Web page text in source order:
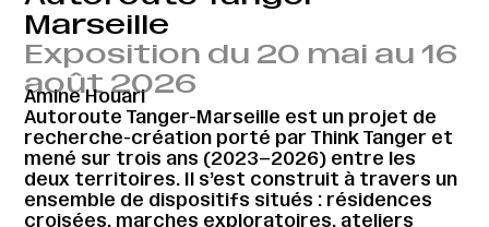
Marseille
Exposition du 20 mai au 16
août 2026
Amine Houari
Autoroute Tanger-Marseille est un projet de
recherche-création porté par Think Tanger et
mené sur trois ans (2023–2026) entre les
deux territoires. Il s’est construit à travers un
ensemble de dispositifs situés : résidences
croisées, marches exploratoires, ateliers